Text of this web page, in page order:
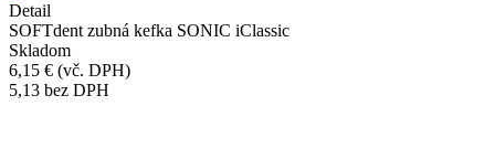
Detail
SOFTdent zubná kefka SONIC iClassic
Skladom
6,15 € (vč. DPH)
5,13 bez DPH